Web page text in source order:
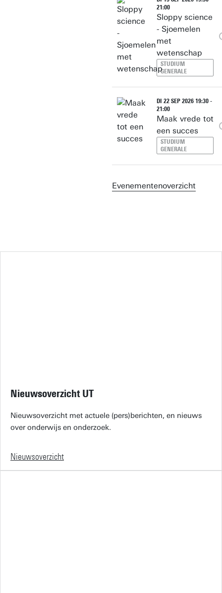
21:00
Sloppy science
- Sjoemelen
met
wetenschap
STUDIUM
GENERALE
DI 22 SEP 2026 19:30 -
21:00
Maak vrede tot
een succes
STUDIUM
GENERALE
Evenementenoverzicht
Nieuwsoverzicht UT
Nieuwsoverzicht met actuele (pers)berichten, en nieuws
over onderwijs en onderzoek.
Nieuwsoverzicht